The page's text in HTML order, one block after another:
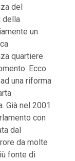
del
della
un
quartiere
Ecco
una riforma
Già nel 2001
con
dal
da molte
fonte di